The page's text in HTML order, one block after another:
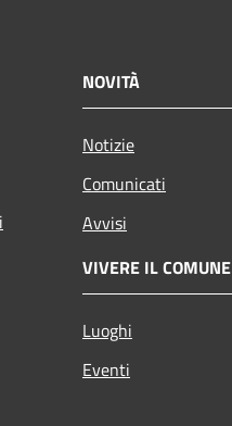
NOVITÀ
Notizie
Comunicati
Avvisi
VIVERE IL COMUNE
Luoghi
Eventi